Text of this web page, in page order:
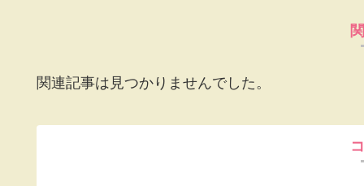
関連記事は見つかりませんでした。